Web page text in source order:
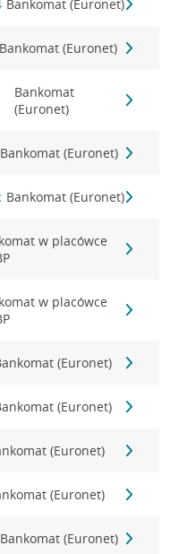
Bankomat (Euronet)
Bankomat (Euronet)
Bankomat
(Euronet)
Bankomat (Euronet)
Bankomat (Euronet)
w placówce
w placówce
(Euronet)
(Euronet)
(Euronet)
(Euronet)
Bankomat (Euronet)